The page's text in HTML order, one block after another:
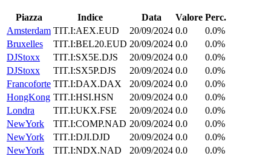
Piazza Indice Data Valore Perc.
Amsterdam TIT.I:AEX.EUD 20/09/2024 0.0
0.0%
Bruxelles
TIT.I:BEL20.EUD 20/09/2024 0.0
0.0%
DJStoxx
TIT.I:SX5E.DJS 20/09/2024 0.0
0.0%
DJStoxx
TIT.I:SX5P.DJS 20/09/2024 0.0
0.0%
Francoforte TIT.I:DAX.DAX 20/09/2024 0.0
0.0%
HongKong TIT.I:HSI.HSN 20/09/2024 0.0
0.0%
Londra
TIT.I:UKX.FSE 20/09/2024 0.0
0.0%
NewYork
TIT.I:COMP.NAD 20/09/2024 0.0
0.0%
NewYork
TIT.I:DJI.DJD 20/09/2024 0.0
0.0%
NewYork
TIT.I:NDX.NAD 20/09/2024 0.0
0.0%